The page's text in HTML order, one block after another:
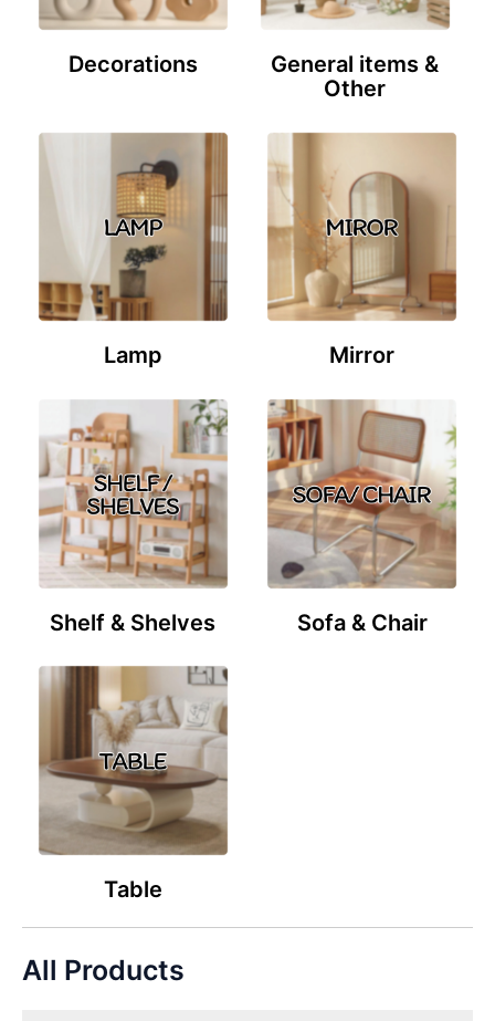
Decorations
General items &
Other
Lamp Mirror
Shelf & Shelves Sofa & Chair
Table
All Products